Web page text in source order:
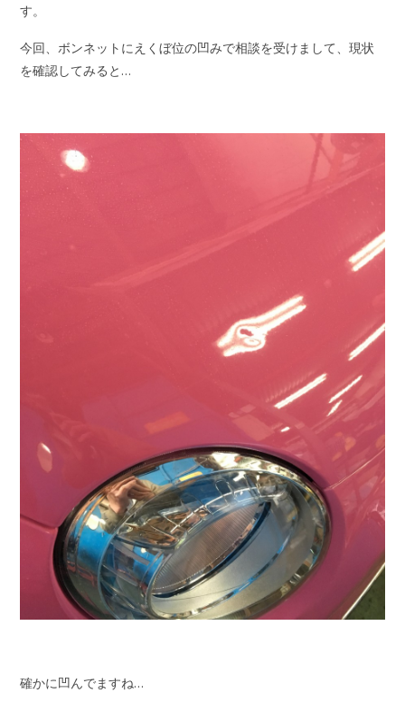
す。
今回、ボンネットにえくぼ位の凹みで相談を受けまして、現状
を確認してみると…
確かに凹んでますね…